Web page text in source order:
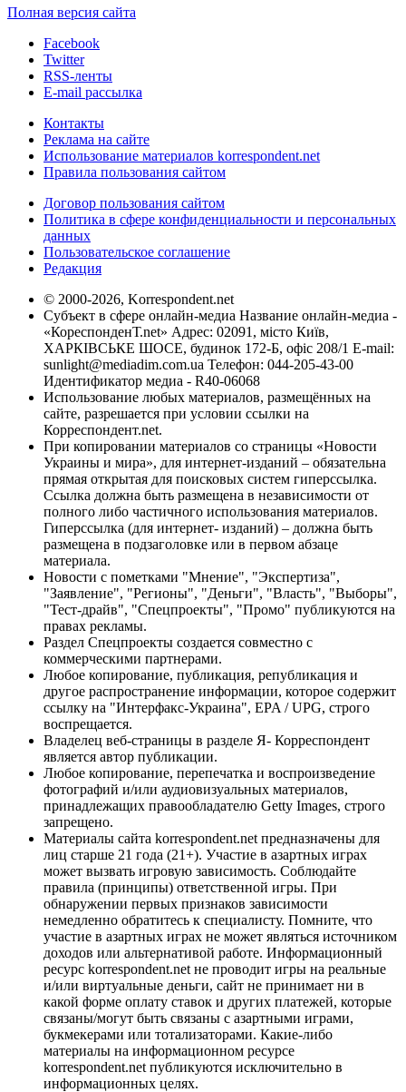
Полная версия сайта
Facebook
Twitter
RSS-ленты
E-mail рассылка
Контакты
Реклама на сайте
Использование материалов korrespondent.net
Правила пользования сайтом
Договор пользования сайтом
Политика в сфере конфиденциальности и персональных
данных
Пользовательское соглашение
Редакция
© 2000-2026, Korrespondent.net
Субъект в сфере онлайн-медиа Название онлайн-медиа -
«КореспонденТ.net» Адрес: 02091, місто Київ,
ХАРКІВСЬКЕ ШОСЕ, будинок 172-Б, офіс 208/1 E-mail:
sunlight@mediadim.com.ua Телефон: 044-205-43-00
Идентификатор медиа - R40-06068
Использование любых материалов, размещённых на
сайте, разрешается при условии ссылки на
Корреспондент.net.
При копировании материалов со страницы «Новости
Украины и мира», для интернет-изданий – обязательна
прямая открытая для поисковых систем гиперссылка.
Ссылка должна быть размещена в независимости от
полного либо частичного использования материалов.
Гиперссылка (для интернет- изданий) – должна быть
размещена в подзаголовке или в первом абзаце
материала.
Новости с пометками "Мнение", "Экспертиза",
"Заявление", "Регионы", "Деньги", "Власть", "Выборы",
"Тест-драйв", "Спецпроекты", "Промо" публикуются на
правах рекламы.
Раздел Спецпроекты создается совместно с
коммерческими партнерами.
Любое копирование, публикация, републикация и
другое распространение информации, которое содержит
ссылку на "Интерфакс-Украина", EPA / UPG, строго
воспрещается.
Владелец веб-страницы в разделе Я- Корреспондент
является автор публикации.
Любое копирование, перепечатка и воспроизведение
фотографий и/или аудиовизуальных материалов,
принадлежащих правообладателю Getty Images, строго
запрещено.
Материалы сайта korrespondent.net предназначены для
лиц старше 21 года (21+). Участие в азартных играх
может вызвать игровую зависимость. Соблюдайте
правила (принципы) ответственной игры. При
обнаружении первых признаков зависимости
немедленно обратитесь к специалисту. Помните, что
участие в азартных играх не может являться источником
доходов или альтернативой работе. Информационный
ресурс korrespondent.net не проводит игры на реальные
и/или виртуальные деньги, сайт не принимает ни в
какой форме оплату ставок и других платежей, которые
связаны/могут быть связаны с азартными играми,
букмекерами или тотализаторами. Какие-либо
материалы на информационном ресурсе
korrespondent.net публикуются исключительно в
информационных целях.